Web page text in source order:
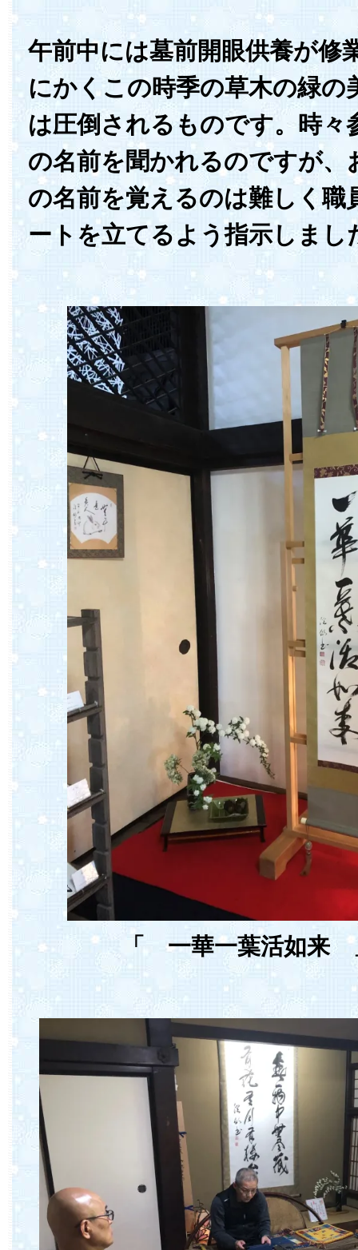
午前中には墓前開眼供養が修
にかくこの時季の草木の緑の
は圧倒されるものです。時々
の名前を聞かれるのですが、
の名前を覚えるのは難しく職
ートを立てるよう指示しまし
「 一華一葉活如来